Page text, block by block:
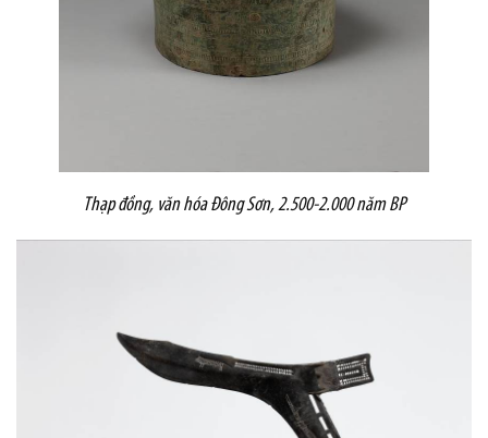
Thạp đồng, văn hóa Đông Sơn, 2.500-2.000 năm BP